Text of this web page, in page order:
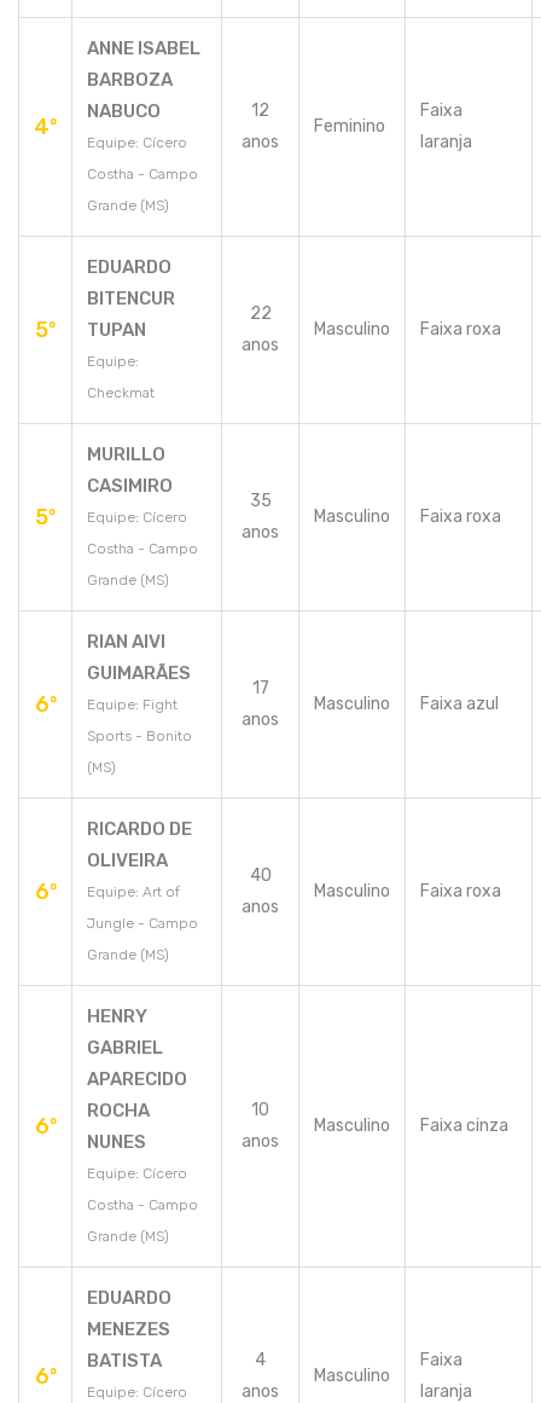
4º
ANNE ISABEL
BARBOZA
NABUCO
Equipe: Cícero
Costha - Campo
Grande (MS)
12
anos
Feminino
Faixa
laranja
5º
EDUARDO
BITENCUR
TUPAN
Equipe:
Checkmat
22
anos
Masculino Faixa roxa
5º
MURILLO
CASIMIRO
Equipe: Cícero
Costha - Campo
Grande (MS)
35
anos
Masculino Faixa roxa
6º
RIAN AIVI
GUIMARÃES
Equipe: Fight
Sports - Bonito
(MS)
17
anos
Masculino Faixa azul
6º
RICARDO DE
OLIVEIRA
Equipe: Art of
Jungle - Campo
Grande (MS)
40
anos
Masculino Faixa roxa
6º
HENRY
GABRIEL
APARECIDO
ROCHA
NUNES
Equipe: Cícero
Costha - Campo
Grande (MS)
10
anos
Masculino Faixa cinza
6º
EDUARDO
MENEZES
BATISTA
Equipe: Cícero
4
anos
Masculino
Faixa
laranja